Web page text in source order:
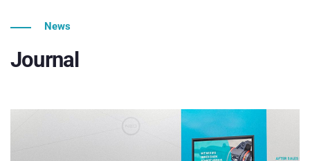
News
Journal